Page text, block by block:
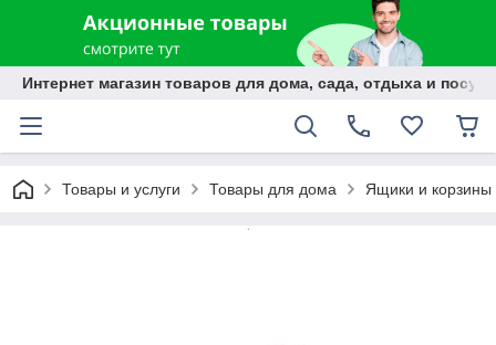
Интернет магазин товаров для дома, сада, отдыха и
Товары и услуги Товары для дома Ящики и корзины